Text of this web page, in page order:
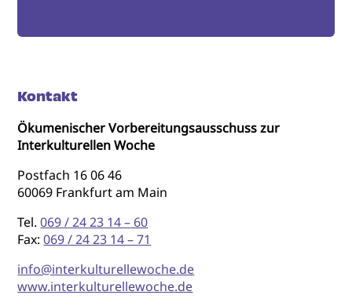
Kontakt
Ökumenischer Vorbereitungsausschuss zur
Interkulturellen Woche
Postfach 16 06 46
60069 Frankfurt am Main
Tel.069 / 24 23 14 – 60
Fax:069 / 24 23 14 – 71
info@interkulturellewoche.de
www.interkulturellewoche.de